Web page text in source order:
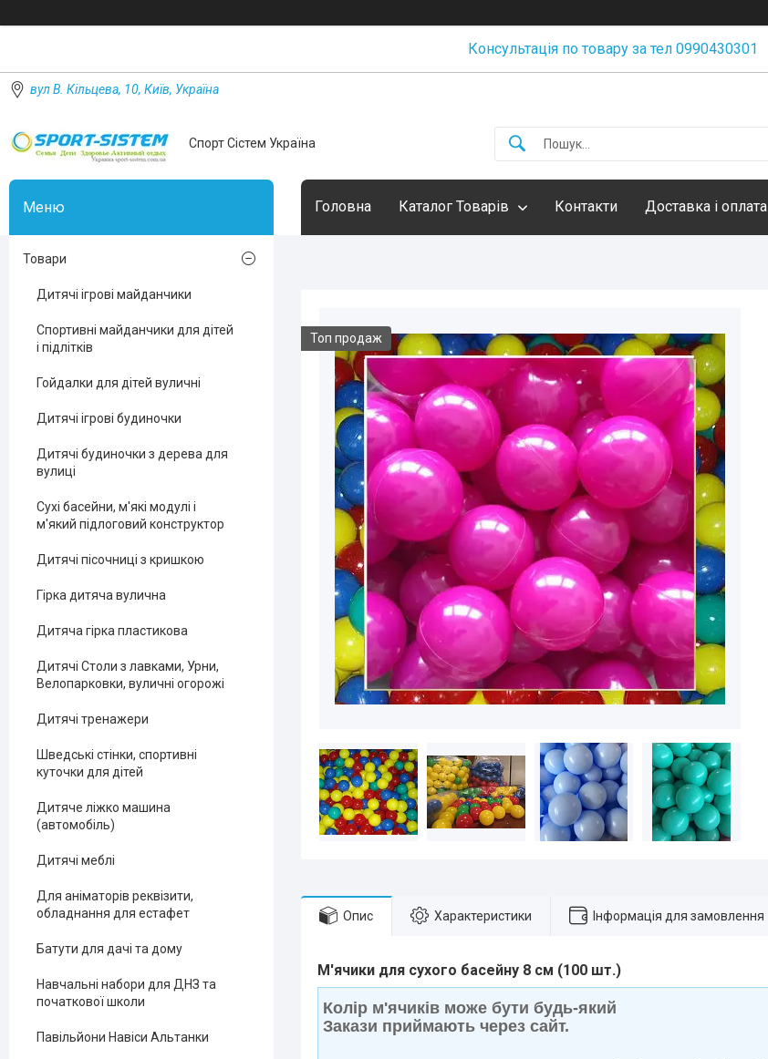
Консультація по товару за тел 0990430301
вул В. Кільцева, 10, Київ, Україна
Спорт Сістем Україна
Головна Каталог Товарів Контакти Доставка і оплата
Топ продаж
Опис Характеристики Інформація для замовлення
М'ячики для сухого басейну 8 см (100 шт.)
Колір м'ячиків може бути будь-який
Закази приймають через сайт.
Товари
Дитячі ігрові майданчики
Спортивні майданчики для дітей
і підлітків
Гойдалки для дітей вуличні
Дитячі ігрові будиночки
Дитячі будиночки з дерева для
вулиці
Сухі басейни, м'які модулі і
м'який підлоговий конструктор
Дитячі пісочниці з кришкою
Гірка дитяча вулична
Дитяча гірка пластикова
Дитячі Столи з лавками, Урни,
Велопарковки, вуличні огорожі
Дитячі тренажери
Шведські стінки, спортивні
куточки для дітей
Дитяче ліжко машина
(автомобіль)
Дитячі меблі
Для аніматорів реквізити,
обладнання для естафет
Батути для дачі та дому
Навчальні набори для ДНЗ та
початкової школи
Павільйони Навіси Альтанки